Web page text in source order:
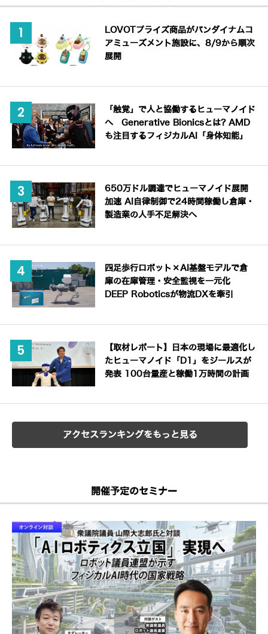
LOVOTプライズ商品がバンダイナムコ
アミューズメント施設に、8/9から順次
展開
「触覚」で人と協働するヒューマノイド
へ Generative Bionicsとは? AMD
も注目するフィジカルAI「身体知能」
650万ドル調達でヒューマノイド展開
加速 AI自律制御で24時間稼働し倉庫・
製造業の人手不足解決へ
四足歩行ロボット×AI基盤モデルで倉
庫の在庫管理・安全監視を一元化
DEEP Roboticsが物流DXを牽引
【取材レポート】日本の現場に最適化し
たヒューマノイド「D1」をジールスが
発表 100台量産と稼働1万時間の計画
アクセスランキングをもっと見る
開催予定のセミナー